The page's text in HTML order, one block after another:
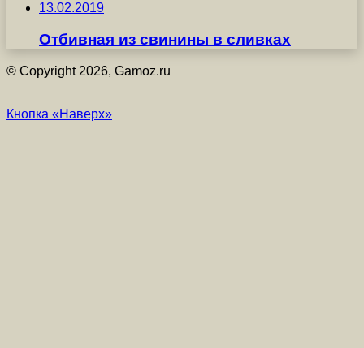
13.02.2019
Отбивная из свинины в сливках
© Copyright 2026, Gamoz.ru
Кнопка «Наверх»